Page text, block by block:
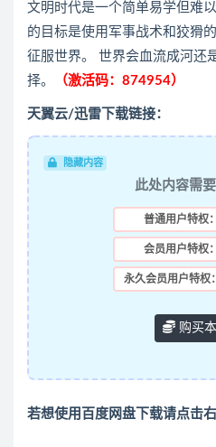
文明时代是一个简单易学但难
的目标是使用军事战术和狡猾
征服世界。 世界会血流成河还
择。
（激活码：874954）
天翼云/迅雷下载链接：
隐藏内容
此处内容需
普通用户特权：
会员用户特权：
永久会员用户特权：
购买
若想使用百度网盘下载请点击